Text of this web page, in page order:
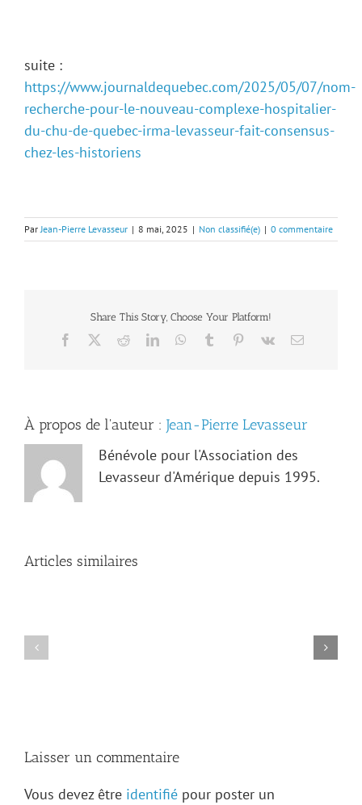
suite :
https://www.journaldequebec.com/2025/05/07/nom-
recherche-pour-le-nouveau-complexe-hospitalier-
du-chu-de-quebec-irma-levasseur-fait-consensus-
chez-les-historiens
ParJean-Pierre Levasseur | 8 mai, 2025 | Non classifié(e) | 0 commentaire
Share This Story, Choose Your Platform!
Facebook RedditLinkedInWhatsApp
Tumblr Pinterest
Vk Email
À propos de l'auteur : Jean-Pierre Levasseur
Bénévole pour l'Association des
Levasseur d'Amérique depuis 1995.
Articles similaires
Laisser un commentaire
Vous devez être identifié pour poster un